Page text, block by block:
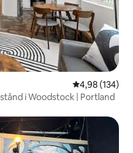
4,98 av 5 i
4,98 (134)
i Woodstock | Portland